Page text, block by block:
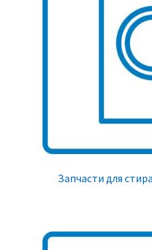
Запчасти для